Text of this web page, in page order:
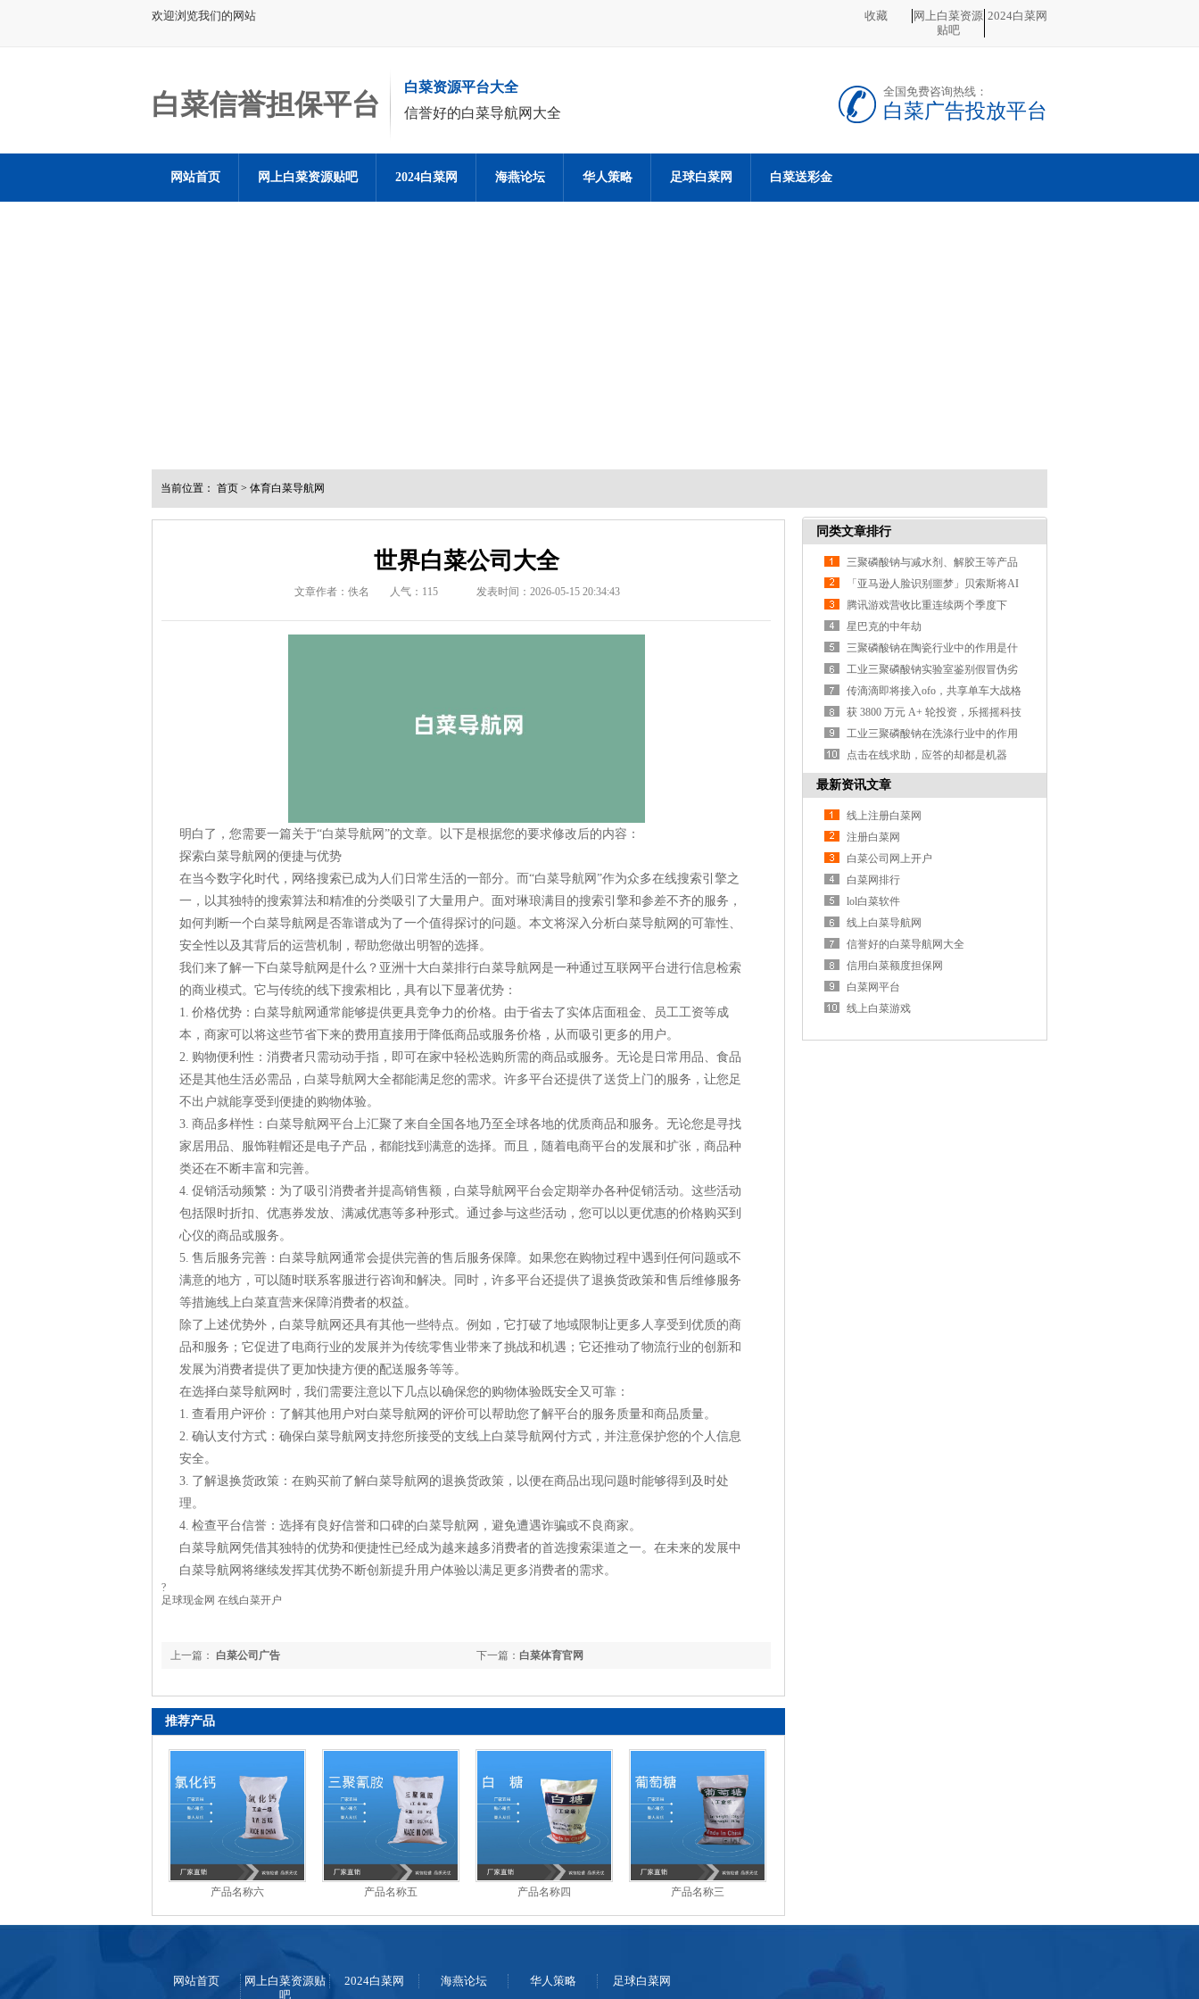
欢迎浏览我们的网站 收藏
网上白菜资源
贴吧
2024白菜网
白菜信誉担保平台
白菜资源平台大全
信誉好的白菜导航网大全
全国免费咨询热线：
白菜广告投放平台
网站首页 网上白菜资源贴吧 2024白菜网 海燕论坛 华人策略 足球白菜网 白菜送彩金
当前位置： 首页 > 体育白菜导航网
世界白菜公司大全
文章作者：佚名 人气： 115 发表时间：2026-05-15 20:34:43
明白了，您需要一篇关于“白菜导航网”的文章。以下是根据您的要求修改后的内容：
探索白菜导航网的便捷与优势
在当今数字化时代，网络搜索已成为人们日常生活的一部分。而“白菜导航网”作为众多在线搜索引擎之
一，以其独特的搜索算法和精准的分类吸引了大量用户。面对琳琅满目的搜索引擎和参差不齐的服务，
如何判断一个白菜导航网是否靠谱成为了一个值得探讨的问题。本文将深入分析白菜导航网的可靠性、
安全性以及其背后的运营机制，帮助您做出明智的选择。
我们来了解一下白菜导航网是什么？亚洲十大白菜排行白菜导航网是一种通过互联网平台进行信息检索
的商业模式。它与传统的线下搜索相比，具有以下显著优势：
1. 价格优势：白菜导航网通常能够提供更具竞争力的价格。由于省去了实体店面租金、员工工资等成
本，商家可以将这些节省下来的费用直接用于降低商品或服务价格，从而吸引更多的用户。
2. 购物便利性：消费者只需动动手指，即可在家中轻松选购所需的商品或服务。无论是日常用品、食品
还是其他生活必需品，白菜导航网大全都能满足您的需求。许多平台还提供了送货上门的服务，让您足
不出户就能享受到便捷的购物体验。
3. 商品多样性：白菜导航网平台上汇聚了来自全国各地乃至全球各地的优质商品和服务。无论您是寻找
家居用品、服饰鞋帽还是电子产品，都能找到满意的选择。而且，随着电商平台的发展和扩张，商品种
类还在不断丰富和完善。
4. 促销活动频繁：为了吸引消费者并提高销售额，白菜导航网平台会定期举办各种促销活动。这些活动
包括限时折扣、优惠券发放、满减优惠等多种形式。通过参与这些活动，您可以以更优惠的价格购买到
心仪的商品或服务。
5. 售后服务完善：白菜导航网通常会提供完善的售后服务保障。如果您在购物过程中遇到任何问题或不
满意的地方，可以随时联系客服进行咨询和解决。同时，许多平台还提供了退换货政策和售后维修服务
等措施线上白菜直营来保障消费者的权益。
除了上述优势外，白菜导航网还具有其他一些特点。例如，它打破了地域限制让更多人享受到优质的商
品和服务；它促进了电商行业的发展并为传统零售业带来了挑战和机遇；它还推动了物流行业的创新和
发展为消费者提供了更加快捷方便的配送服务等等。
在选择白菜导航网时，我们需要注意以下几点以确保您的购物体验既安全又可靠：
1. 查看用户评价：了解其他用户对白菜导航网的评价可以帮助您了解平台的服务质量和商品质量。
2. 确认支付方式：确保白菜导航网支持您所接受的支线上白菜导航网付方式，并注意保护您的个人信息
安全。
3. 了解退换货政策：在购买前了解白菜导航网的退换货政策，以便在商品出现问题时能够得到及时处
理。
4. 检查平台信誉：选择有良好信誉和口碑的白菜导航网，避免遭遇诈骗或不良商家。
白菜导航网凭借其独特的优势和便捷性已经成为越来越多消费者的首选搜索渠道之一。在未来的发展中
白菜导航网将继续发挥其优势不断创新提升用户体验以满足更多消费者的需求。
?
足球现金网 在线白菜开户
下一篇： 白菜体育官网
上一篇： 白菜公司广告
推荐产品
产品名称六 产品名称五 产品名称四 产品名称三
同类文章排行
三聚磷酸钠与减水剂、解胶王等产品
的区别？
「亚马逊人脸识别噩梦」贝索斯将AI
武器化遭大规模抗议
腾讯游戏营收比重连续两个季度下
降，支付、云计算等业务营收涨3
星巴克的中年劫
三聚磷酸钠在陶瓷行业中的作用是什
么？
工业三聚磷酸钠实验室鉴别假冒伪劣
产品的方法？
传滴滴即将接入ofo，共享单车大战格
局或生变
获 3800 万元 A+ 轮投资，乐摇摇科技
利用抓娃娃机做线
工业三聚磷酸钠在洗涤行业中的作用
是什么？
点击在线求助，应答的却都是机器
人，这样真的好吗？
最新资讯文章
线上注册白菜网
注册白菜网
白菜公司网上开户
白菜网排行
lol白菜软件
线上白菜导航网
信誉好的白菜导航网大全
信用白菜额度担保网
白菜网平台
线上白菜游戏
网站首页
网上白菜资源贴
吧
2024白菜网 海燕论坛 华人策略 足球白菜网